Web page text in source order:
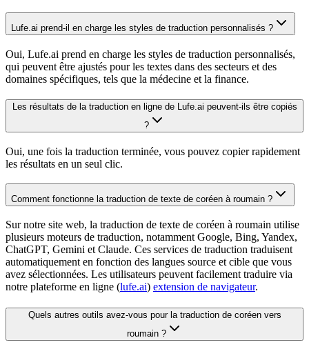
Lufe.ai prend-il en charge les styles de traduction personnalisés ?
Oui, Lufe.ai prend en charge les styles de traduction personnalisés,
qui peuvent être ajustés pour les textes dans des secteurs et des
domaines spécifiques, tels que la médecine et la finance.
Les résultats de la traduction en ligne de Lufe.ai peuvent-ils être copiés
?
Oui, une fois la traduction terminée, vous pouvez copier rapidement
les résultats en un seul clic.
Comment fonctionne la traduction de texte de coréen à roumain ?
Sur notre site web, la traduction de texte de coréen à roumain utilise
plusieurs moteurs de traduction, notamment Google, Bing, Yandex,
ChatGPT, Gemini et Claude. Ces services de traduction traduisent
automatiquement en fonction des langues source et cible que vous
avez sélectionnées. Les utilisateurs peuvent facilement traduire via
notre plateforme en ligne (lufe.ai) extension de navigateur.
Quels autres outils avez-vous pour la traduction de coréen vers
roumain ?